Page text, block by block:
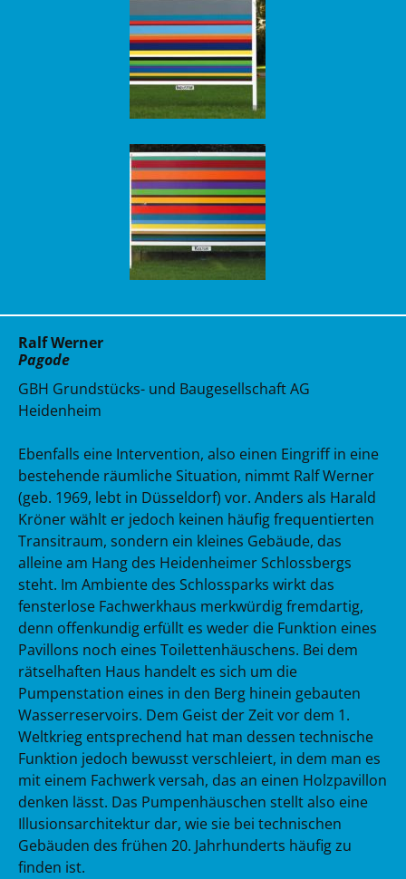
Ralf Werner
Pagode
GBH Grundstücks- und Baugesellschaft AG
Heidenheim
Ebenfalls eine Intervention, also einen Eingriff in eine
bestehende räumliche Situation, nimmt Ralf Werner
(geb. 1969, lebt in Düsseldorf) vor. Anders als Harald
Kröner wählt er jedoch keinen häufig frequentierten
Transitraum, sondern ein kleines Gebäude, das
alleine am Hang des Heidenheimer Schlossbergs
steht. Im Ambiente des Schlossparks wirkt das
fensterlose Fachwerkhaus merkwürdig fremdartig,
denn offenkundig erfüllt es weder die Funktion eines
Pavillons noch eines Toilettenhäuschens. Bei dem
rätselhaften Haus handelt es sich um die
Pumpenstation eines in den Berg hinein gebauten
Wasserreservoirs. Dem Geist der Zeit vor dem 1.
Weltkrieg entsprechend hat man dessen technische
Funktion jedoch bewusst verschleiert, in dem man es
mit einem Fachwerk versah, das an einen Holzpavillon
denken lässt. Das Pumpenhäuschen stellt also eine
Illusionsarchitektur dar, wie sie bei technischen
Gebäuden des frühen 20. Jahrhunderts häufig zu
finden ist.